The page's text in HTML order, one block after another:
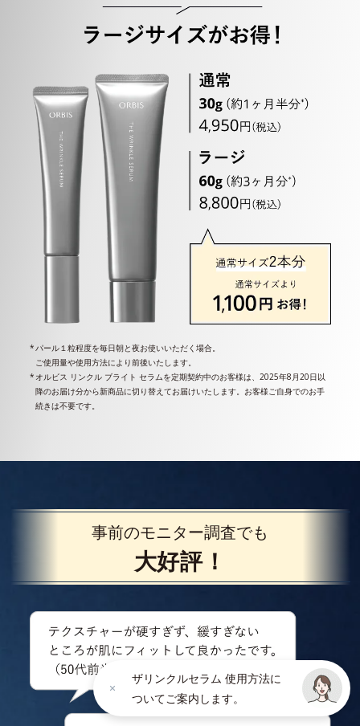
パール１粒程度を毎日朝と夜お使いいただく場合。
ご使用量や使用方法により前後いたします。
オルビス リンクル ブライト セラムを定期契約中のお客様は、2025年8月20日以
降のお届け分から新商品に切り替えてお届けいたします。お客様ご自身でのお手
続きは不要です。
事前のモニター調査でも
大好評！
ザリンクルセラム 使用方法に
ついてご案内します。